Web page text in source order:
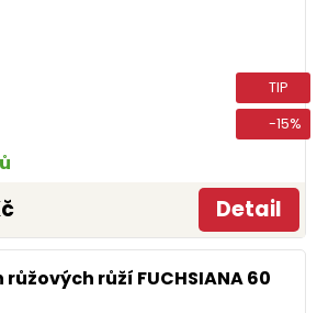
TIP
-15%
Detail
růží FUCHSIANA 60